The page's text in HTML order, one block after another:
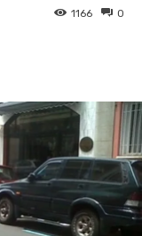
0
1166